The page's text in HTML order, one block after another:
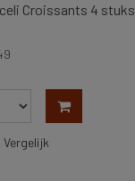
Croissants 4 stuks
Vergelijk